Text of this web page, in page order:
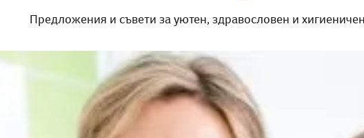
Предложения и съвети за уютен, здравословен и